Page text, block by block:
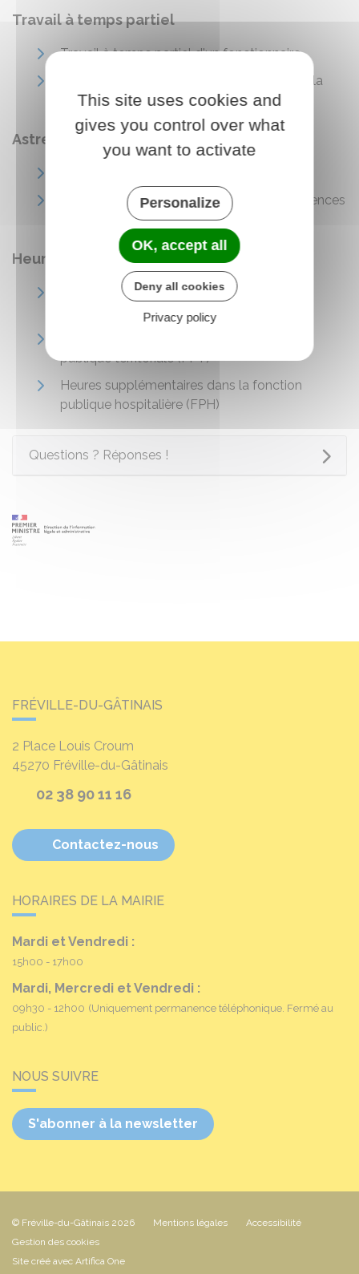
Travail à temps partiel
Travail à temps partiel d'un fonctionnaire
Travail à temps partiel d'un contractuel de la
fonction publique
Astreintes et permanences
Organisation et indemnisation des permanences
dans la fonction publique
Heures supplémentaires
Heures supplémentaires dans la fonction
publique d'État (FPE)
publique territoriale (FPT)
Heures supplémentaires dans la fonction
publique hospitalière (FPH)
Questions ? Réponses !
FRÉVILLE-DU-GÂTINAIS
2 Place Louis Croum
45270 Fréville-du-Gâtinais
02 38 90 11 16
Contactez-nous
HORAIRES DE LA MAIRIE
Mardi et Vendredi :
15h00 - 17h00
Mardi, Mercredi et Vendredi :
09h30 - 12h00 (Uniquement permanence téléphonique. Fermé au
public.)
NOUS SUIVRE
S'abonner à la newsletter
© Fréville-du-Gâtinais 2026 Mentions légales
Accessibilité
Gestion des cookies
Site créé avec Artifica One
This site uses cookies and
gives you control over what
you want to activate
Personalize
OK, accept all
Deny all cookies
Privacy policy